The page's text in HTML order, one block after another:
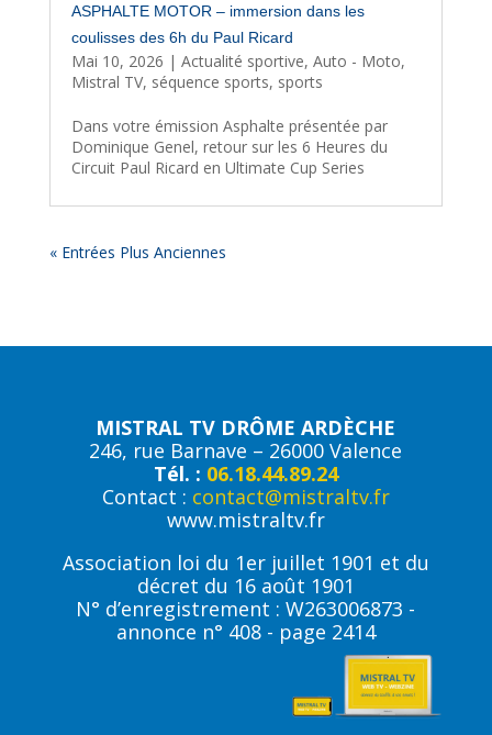
ASPHALTE MOTOR – immersion dans les
coulisses des 6h du Paul Ricard
Mai 10, 2026 | Actualité sportive, Auto - Moto,
Mistral TV, séquence sports, sports
Dans votre émission Asphalte présentée par
Dominique Genel, retour sur les 6 Heures du
Circuit Paul Ricard en Ultimate Cup Series
« Entrées Plus Anciennes
MISTRAL TV DRÔME ARDÈCHE
246, rue Barnave – 26000 Valence
Tél. : 06.18.44.89.24
Contact : contact@mistraltv.fr
www.mistraltv.fr
Association loi du 1er juillet 1901 et du
décret du 16 août 1901
N° d’enregistrement : W263006873 -
annonce n° 408 - page 2414